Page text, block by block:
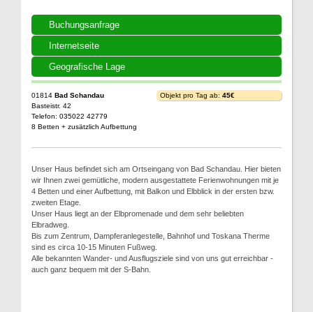
Buchungsanfrage
Internetseite
Geografische Lage
01814 Bad Schandau
Basteistr. 42
Telefon: 035022 42779
8 Betten + zusätzlich Aufbettung
Objekt pro Tag ab: 45€
Unser Haus befindet sich am Ortseingang von Bad Schandau. Hier bieten
wir Ihnen zwei gemütliche, modern ausgestattete Ferienwohnungen mit je
4 Betten und einer Aufbettung, mit Balkon und Elbblick in der ersten bzw.
zweiten Etage.
Unser Haus liegt an der Elbpromenade und dem sehr beliebten
Elbradweg.
Bis zum Zentrum, Dampferanlegestelle, Bahnhof und Toskana Therme
sind es circa 10-15 Minuten Fußweg.
Alle bekannten Wander- und Ausflugsziele sind von uns gut erreichbar -
auch ganz bequem mit der S-Bahn.